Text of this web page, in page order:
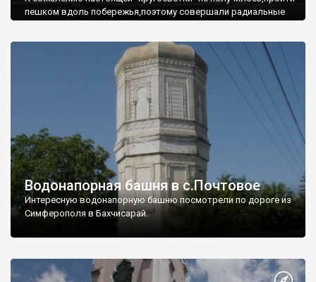
пешком вдоль побережья,поэтому совершали радиальные
Водонапорная башня в с.Почтовое
Интересную водонапорную башню посмотрели по дороге из
Симферополя в Бахчисарай.